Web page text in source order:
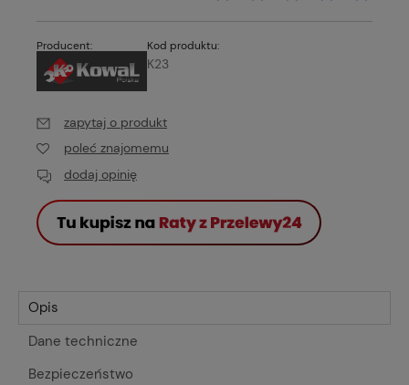
Producent: Kod produktu:
K23
zapytaj o produkt
poleć znajomemu
dodaj opinię
Opis
Dane techniczne
Bezpieczeństwo